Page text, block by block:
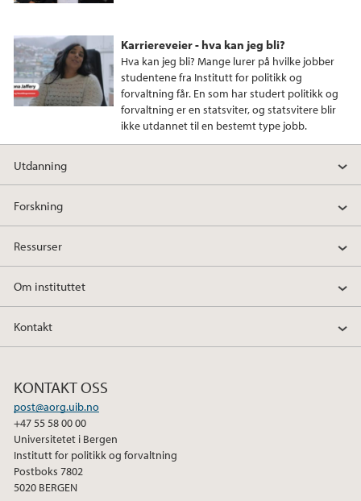
Karriereveier - hva kan jeg bli?
Hva kan jeg bli? Mange lurer på hvilke jobber
studentene fra Institutt for politikk og
forvaltning får. En som har studert politikk og
forvaltning er en statsviter, og statsvitere blir
ikke utdannet til en bestemt type jobb.
Utdanning
Forskning
Ressurser
Om instituttet
Kontakt
KONTAKT OSS
post@aorg.uib.no
+47 55 58 00 00
Universitetet i Bergen
Institutt for politikk og forvaltning
Postboks 7802
5020 BERGEN